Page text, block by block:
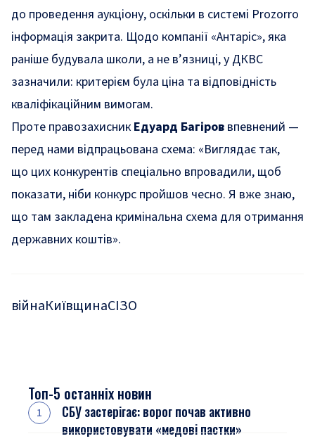
до проведення аукціону, оскільки в системі Prozorro
інформація закрита. Щодо компанії «Антаріс», яка
раніше будувала школи, а не в’язниці, у ДКВС
зазначили: критерієм була ціна та відповідність
кваліфікаційним вимогам.
Проте правозахисник Едуард Багіров впевнений —
перед нами відпрацьована схема: «Виглядає так,
що цих конкурентів спеціально впровадили, щоб
показати, ніби конкурс пройшов чесно. Я вже знаю,
що там закладена кримінальна схема для отримання
державних коштів».
війнаКиївщинаСІЗО
Топ-5 останніх новин
СБУ застерігає: ворог почав активно
використовувати «медові пастки»